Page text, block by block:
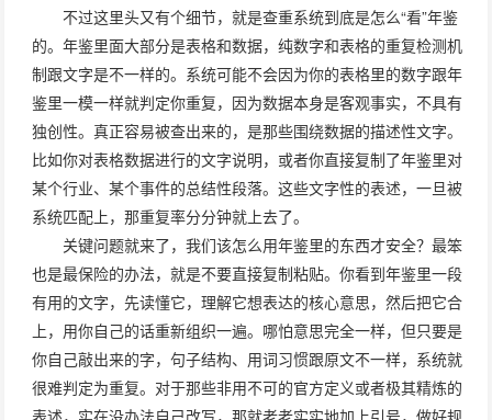
不过这里头又有个细节，就是查重系统到底是怎么“看”年鉴
的。年鉴里面大部分是表格和数据，纯数字和表格的重复检测机
制跟文字是不一样的。系统可能不会因为你的表格里的数字跟年
鉴里一模一样就判定你重复，因为数据本身是客观事实，不具有
独创性。真正容易被查出来的，是那些围绕数据的描述性文字。
比如你对表格数据进行的文字说明，或者你直接复制了年鉴里对
某个行业、某个事件的总结性段落。这些文字性的表述，一旦被
系统匹配上，那重复率分分钟就上去了。
关键问题就来了，我们该怎么用年鉴里的东西才安全？最笨
也是最保险的办法，就是不要直接复制粘贴。你看到年鉴里一段
有用的文字，先读懂它，理解它想表达的核心意思，然后把它合
上，用你自己的话重新组织一遍。哪怕意思完全一样，但只要是
你自己敲出来的字，句子结构、用词习惯跟原文不一样，系统就
很难判定为重复。对于那些非用不可的官方定义或者极其精炼的
表述，实在没办法自己改写，那就老老实实地加上引号，做好规